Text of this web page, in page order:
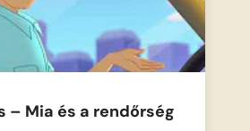
– Mia és a rendőrség